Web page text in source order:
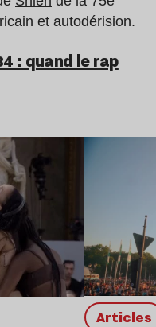
et autodérision.
: quand le rap
Articles
Lire l’article